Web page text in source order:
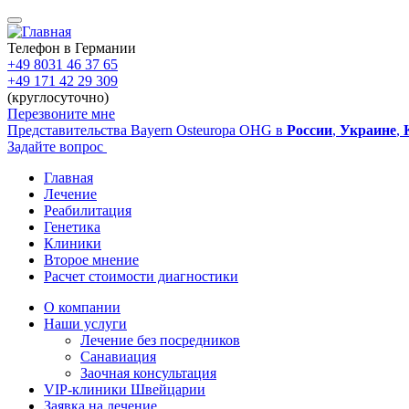
Перейти
к
основному
содержанию
Телефон в Германии
+49 8031 46 37 65
+49 171 42 29 309
(круглосуточно)
Перезвоните мне
Представительства Bayern Osteuropa OHG в России, Украине,
Задайте вопрос
Main
navigation
Главная
Лечение
Реабилитация
Генетика
Клиники
Второе мнение
Расчет стоимости диагностики
Sidebar
О компании
Наши услуги
Лечение без посредников
Санавиация
Заочная консультация
VIP-клиники Швейцарии
Заявка на лечение